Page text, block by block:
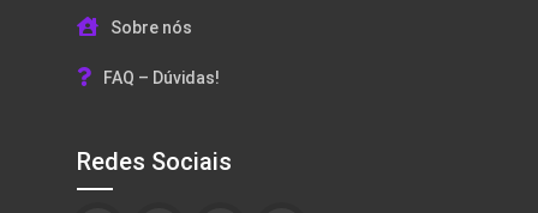
Sobre nós
FAQ – Dúvidas!
Redes Sociais